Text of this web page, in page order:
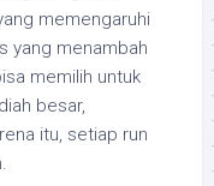
memengaruhi
yang menambah
memilih untuk
besar,
itu, setiap run